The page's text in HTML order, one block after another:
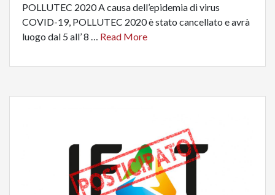
POLLUTEC 2020 A causa dell’epidemia di virus
COVID-19, POLLUTEC 2020 è stato cancellato e avrà
luogo dal 5 all’ 8 … Read More